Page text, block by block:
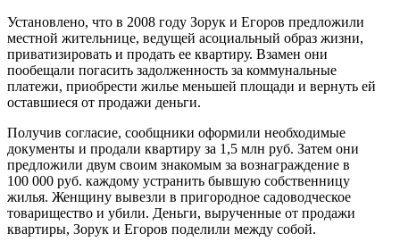
Установлено, что в 2008 году Зорук и Егоров предложили
местной жительнице, ведущей асоциальный образ жизни,
приватизировать и продать ее квартиру. Взамен они
пообещали погасить задолженность за коммунальные
платежи, приобрести жилье меньшей площади и вернуть ей
оставшиеся от продажи деньги.
Получив согласие, сообщники оформили необходимые
документы и продали квартиру за 1,5 млн руб. Затем они
предложили двум своим знакомым за вознаграждение в
100 000 руб. каждому устранить бывшую собственницу
жилья. Женщину вывезли в пригородное садоводческое
товарищество и убили. Деньги, вырученные от продажи
квартиры, Зорук и Егоров поделили между собой.